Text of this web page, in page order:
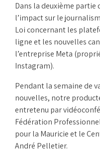
Dans la deuxième partie
l’impact sur le
Loi concernant les
ligne et les nouvelles
l’entreprise Meta
Instagram).
Pendant la semaine de
nouvelles, notre
entretenu par
Fédération
pour la Mauricie et le
André Pelletier.